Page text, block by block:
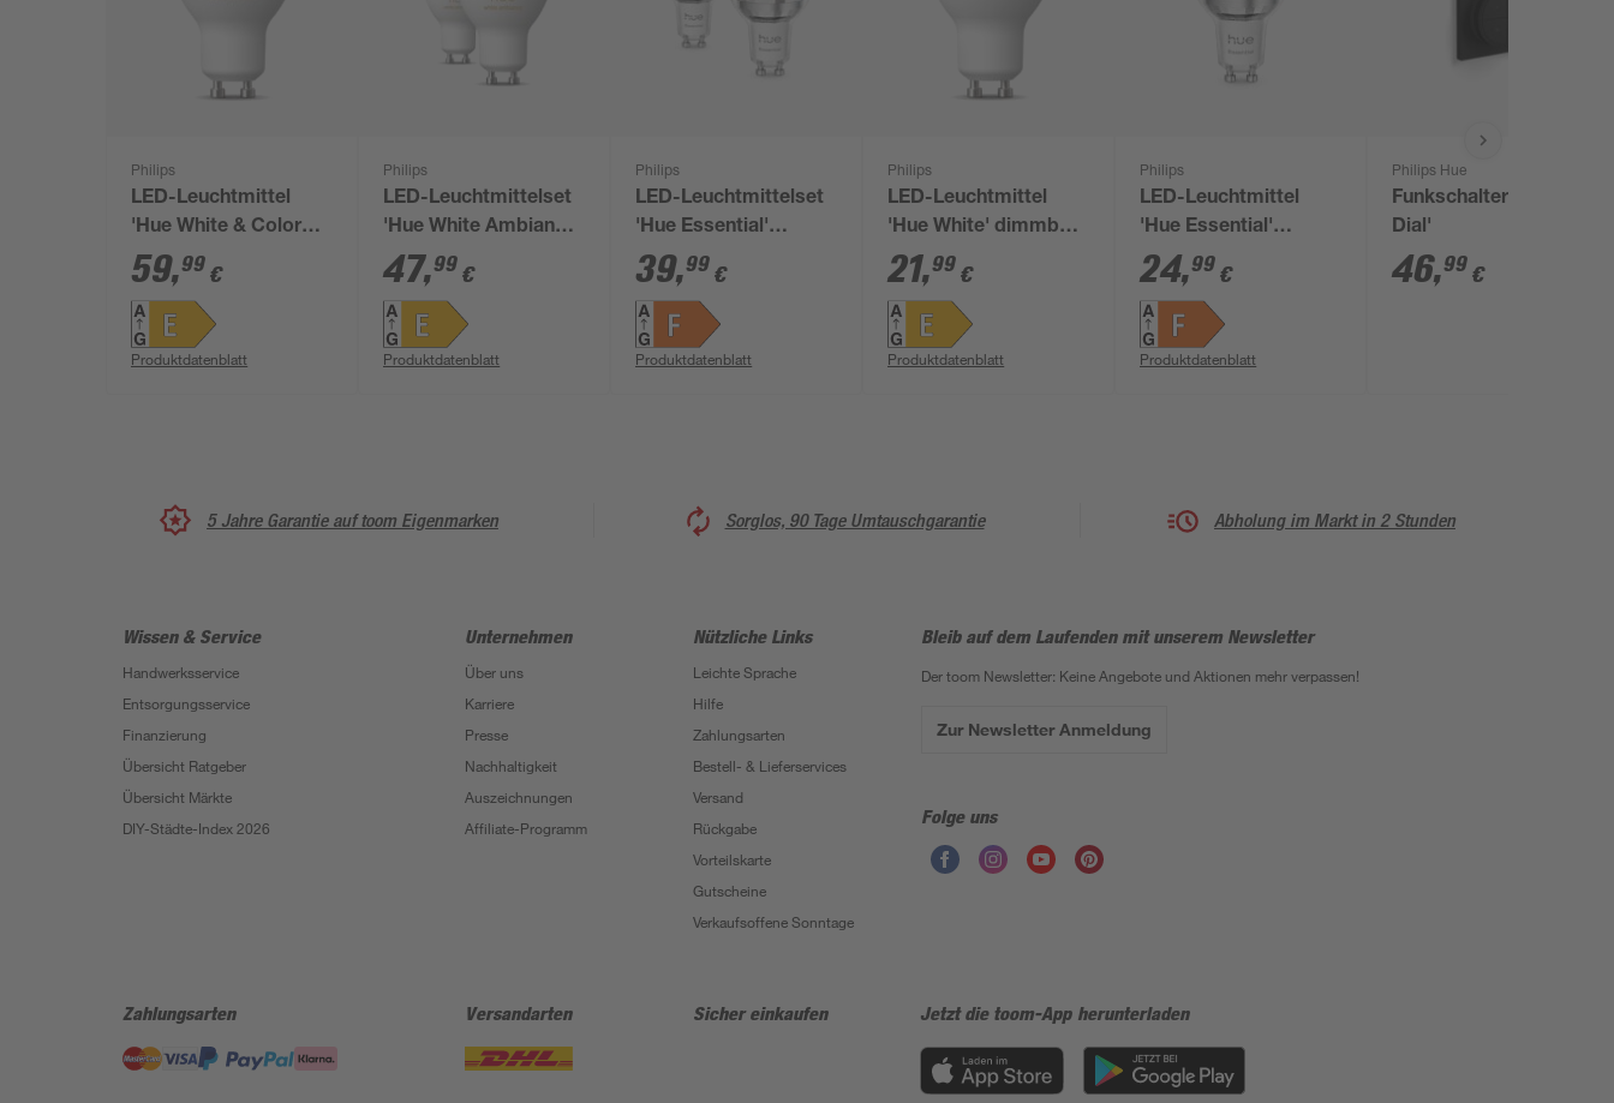
Philips
LED-Leuchtmittel
'Hue White & Color
Ambiance' dimmbar
Reflektor klar GU10
400 lm RGB - tunable
white
59,99 €
Produktdatenblatt
Philips
LED-Leuchtmittelset
'Hue White Ambiance'
dimmbar Reflektor
GU10 4,2 W 400 lm
warmweiß bis
tageslichtweiß 2
Stück
47,99 €
Produktdatenblatt
Philips
LED-Leuchtmittelset
'Hue Essential'
dimmbar GU10 4,7 W
345 lm 2 Stück
39,99 €
Produktdatenblatt
Philips
LED-Leuchtmittel
'Hue White' dimmbar
Reflektor klar GU10
400 lm warmweiß
21,99 €
Produktdatenblatt
Philips
LED-Leuchtmittel
'Hue Essential'
dimmbar GU10 4,7 W
345 lm
24,99 €
Produktdatenblatt
Philips Hue
Funkschalter 'Hue Tap
Dial'
46,99 €
5 Jahre Garantie auf toom Eigenmarken Sorglos, 90 Tage Umtauschgarantie Abholung im Markt in 2 Stunden
Wissen & Service
Handwerksservice
Entsorgungsservice
Finanzierung
Übersicht Ratgeber
Übersicht Märkte
DIY-Städte-Index 2026
Unternehmen
Über uns
Karriere
Presse
Nachhaltigkeit
Auszeichnungen
Affiliate-Programm
Nützliche Links
Leichte Sprache
Hilfe
Zahlungsarten
Bestell- & Lieferservices
Versand
Rückgabe
Vorteilskarte
Gutscheine
Verkaufsoffene Sonntage
Bleib auf dem Laufenden mit unserem Newsletter
Der toom Newsletter: Keine Angebote und Aktionen mehr verpassen!
Zur Newsletter Anmeldung
Folge uns
Zahlungsarten Versandarten Sicher einkaufen Jetzt die toom-App herunterladen